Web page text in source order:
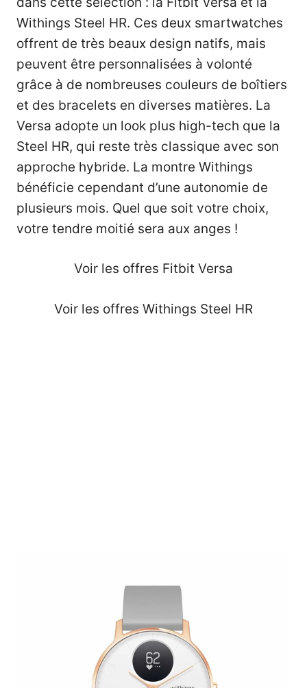
Withings Steel HR. Ces deux smartwatches
offrent de très beaux design natifs, mais
peuvent être personnalisées à volonté
grâce à de nombreuses couleurs de boîtiers
et des bracelets en diverses matières. La
Versa adopte un look plus high-tech que la
Steel HR, qui reste très classique avec son
approche hybride. La montre Withings
bénéficie cependant d’une autonomie de
plusieurs mois. Quel que soit votre choix,
votre tendre moitié sera aux anges !
Voir les offres Fitbit Versa
Voir les offres Withings Steel HR